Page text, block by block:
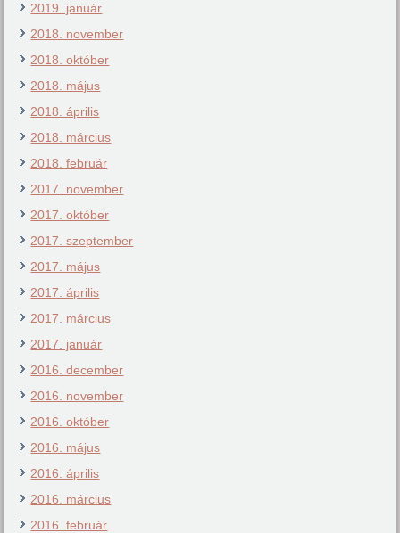
2019. január
2018. november
2018. október
2018. május
2018. április
2018. március
2018. február
2017. november
2017. október
2017. szeptember
2017. május
2017. április
2017. március
2017. január
2016. december
2016. november
2016. október
2016. május
2016. április
2016. március
2016. február